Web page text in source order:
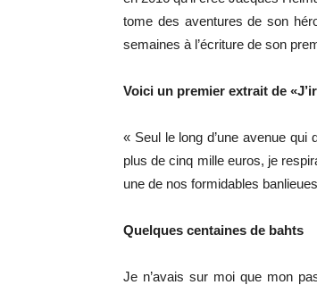
tome des aventures de son
semaines à l’écriture de son
Voici un premier extrait de
« Seul le long d’une avenue
plus de cinq mille euros, je
une de nos formidables
Quelques centaines de bahts
Je n’avais sur moi que mon